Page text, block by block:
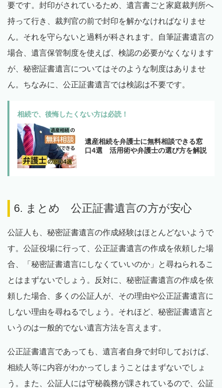
要です。封印がされているため、遺言書ごと家庭裁判所へ
持って行き、裁判官の前で封印を解かなければなりませ
ん。それを守らないと過料が科されます。自筆証書遺言の
場合、遺言保管制度を使えば、検認の必要がなくなります
が、秘密証書遺言についてはそのような制度はありませ
ん。ちなみに、公正証書遺言では検認は不要です。
相続で、後悔したくない方は必読！
遺産相続を弁護士に無料相談できる窓
口4選 活用術や弁護士の選び方を解説
6. まとめ 公正証書遺言の方が安心
公証人も、秘密証書遺言の作成経験はほとんどないようで
す。公証役場に行って、公正証書遺言の作成を依頼した場
合、「秘密証書遺言にしなくていいのか」と尋ねられるこ
とはまずないでしょう。反対に、秘密証書遺言の作成を依
頼した場合、多くの公証人が、その理由や公正証書遺言に
しない理由を尋ねるでしょう。それほど、秘密証書遺言と
いうのは一般的でない遺言方法を言えます。
公正証書遺言であっても、遺言者自身で封印しておけば、
相続人等に内容がわかってしまうことはまずないでしょ
う。また、公証人には守秘義務が課されているので、公証